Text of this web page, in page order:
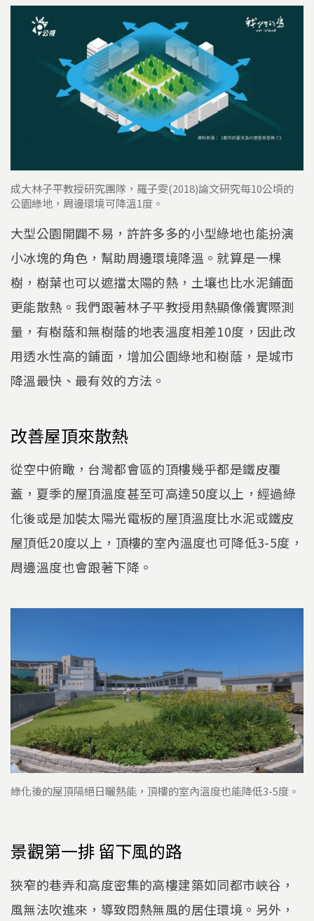
成大林子平教授研究團隊，羅子雯(2018)論文研究每10公頃的
公園綠地，周邊環境可降溫1度。
大型公園開闢不易，許許多多的小型綠地也能扮演
小冰塊的角色，幫助周邊環境降溫。就算是一棵
樹，樹葉也可以遮擋太陽的熱，土壤也比水泥鋪面
更能散熱。我們跟著林子平教授用熱顯像儀實際測
量，有樹蔭和無樹蔭的地表溫度相差10度，因此改
用透水性高的鋪面，增加公園綠地和樹蔭，是城市
降溫最快、最有效的方法。
改善屋頂來散熱
從空中俯瞰，台灣都會區的頂樓幾乎都是鐵皮覆
蓋，夏季的屋頂溫度甚至可高達50度以上，經過綠
化後或是加裝太陽光電板的屋頂溫度比水泥或鐵皮
屋頂低20度以上，頂樓的室內溫度也可降低3-5度，
周邊溫度也會跟著下降。
綠化後的屋頂隔絕日曬熱能，頂樓的室內溫度也能降低3-5度。
景觀第一排 留下風的路
狹窄的巷弄和高度密集的高樓建築如同都市峽谷，
風無法吹進來，導致悶熱無風的居住環境。另外，